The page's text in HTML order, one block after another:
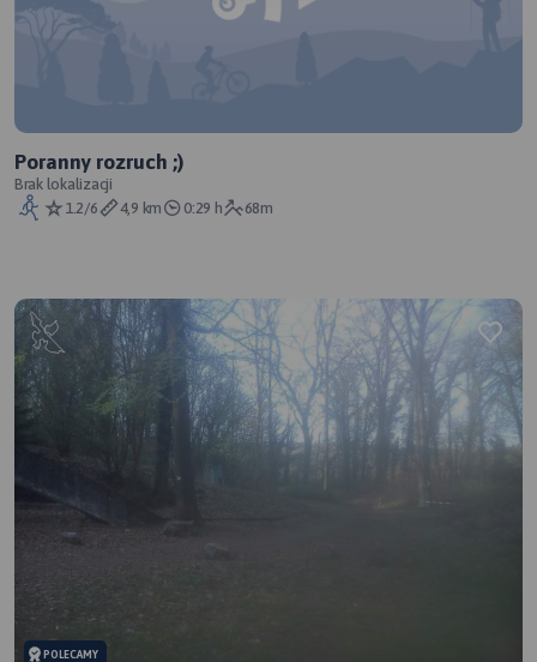
Poranny rozruch ;)
Brak lokalizacji
1.2/6
4,9 km 0:29 h 68m
POLECAMY